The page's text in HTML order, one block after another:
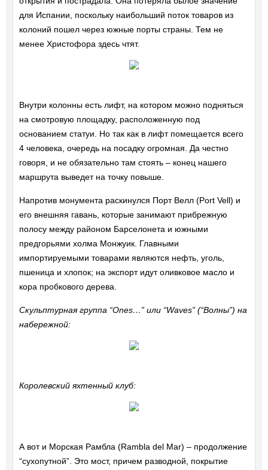
для Испании, поскольку наибольший поток товаров из
колоний пошел через южные порты страны. Тем не
менее Христофора здесь чтят.
Внутри колонны есть лифт, на котором можно подняться
на смотровую площадку, расположенную под
основанием статуи. Но так как в лифт помещается всего
4 человека, очередь на посадку огромная. Да честно
говоря, и не обязательно там стоять – конец нашего
маршрута выведет на точку повыше.
Напротив монумента раскинулся Порт Велл (Port Vell) и
его внешняя гавань, которые занимают прибрежную
полосу между районом Барселонета и южными
предгорьями холма Монжуик. Главными
импортируемыми товарами являются нефть, уголь,
пшеница и хлопок; на экспорт идут оливковое масло и
кора пробкового дерева.
Скульптурная группа “Ones…” или “Waves” (“Волны”) на
набережной:
Королевский яхтенный клуб:
А вот и Морская Рамбла (Rambla del Mar) – продолжение
“сухопутной”. Это мост, причем разводной, покрытие